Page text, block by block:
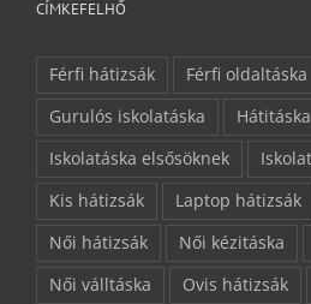
CÍMKEFELHŐ
Férfi hátizsák Férfi oldaltáska
Gurulós iskolatáska
Hátitáska
Iskolatáska elsősöknek
Kis hátizsák
Laptop hátizsák
Női hátizsák
Női kézitáska
Női válltáska
Ovis hátizsák